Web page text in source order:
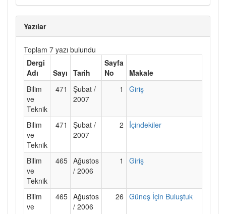
Yazılar
Toplam 7 yazı bulundu
Dergi
Adı
Sayı Tarih
Sayfa
No
Makale
Bilim
ve
Teknik
471
Şubat /
2007
1 Giriş
Bilim
ve
Teknik
471
Şubat /
2007
2 İçindekiler
Bilim
ve
Teknik
465 Ağustos
/ 2006
1 Giriş
Bilim
ve
465 Ağustos
/ 2006
26 Güneş İçin Buluştuk